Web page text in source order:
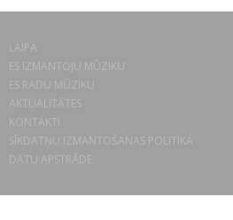
LAIPA
ES IZMANTOJU MŪZIKU
ES RADU MŪZIKU
AKTUALITĀTES
KONTAKTI
SĪKDATŅU IZMANTOŠANAS POLITIKA
DATU APSTRĀDE